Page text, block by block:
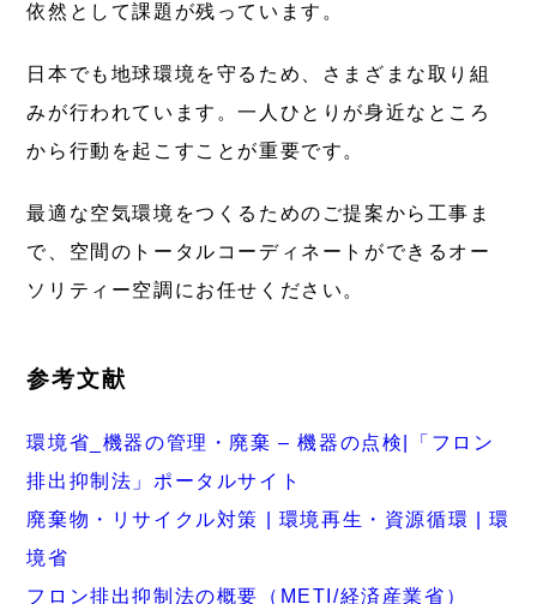
依然として課題が残っています。
日本でも地球環境を守るため、さまざまな取り組
みが行われています。一人ひとりが身近なところ
から行動を起こすことが重要です。
最適な空気環境をつくるためのご提案から工事ま
で、空間のトータルコーディネートができるオー
ソリティー空調にお任せください。
参考文献
環境省_機器の管理・廃棄 – 機器の点検|「フロン
排出抑制法」ポータルサイト
廃棄物・リサイクル対策 | 環境再生・資源循環 | 環
境省
フロン排出抑制法の概要（METI/経済産業省）